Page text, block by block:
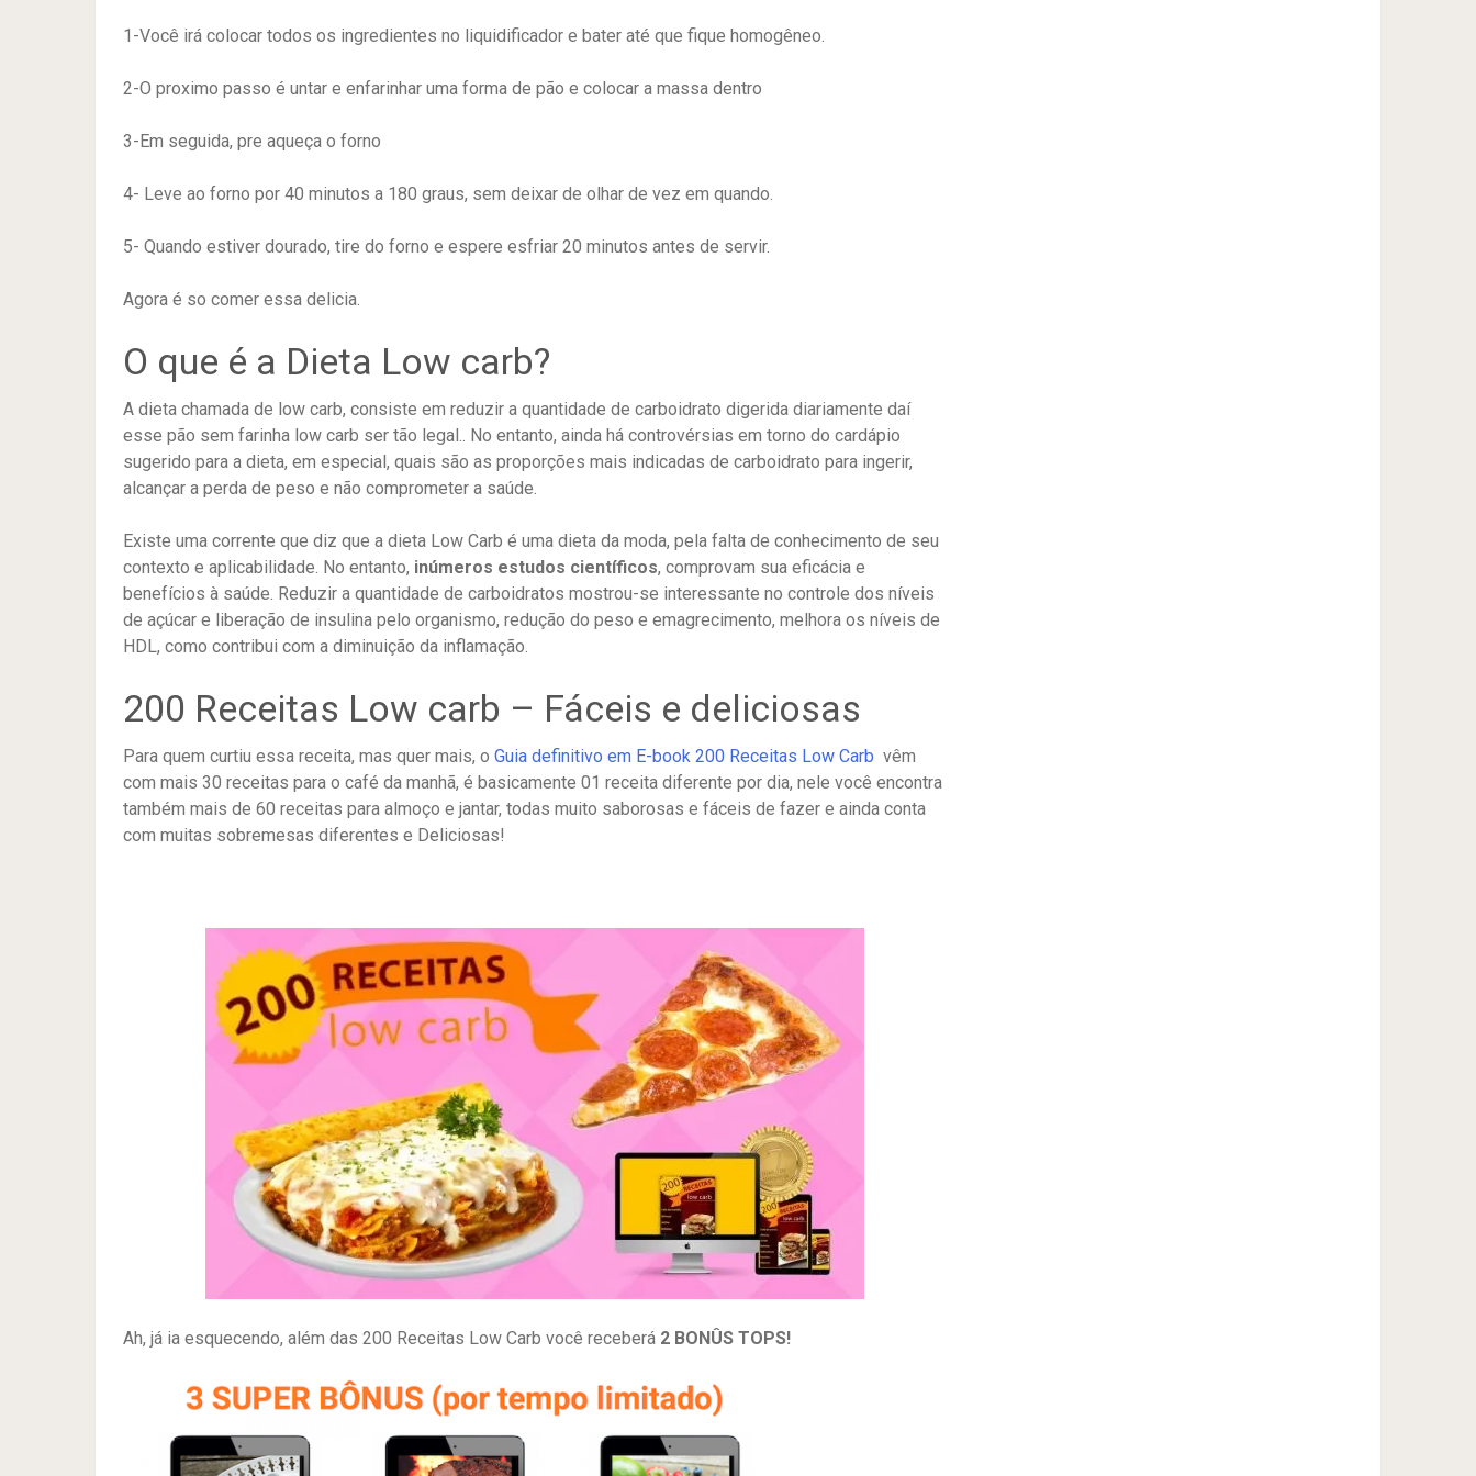
1-Você irá colocar todos os ingredientes no liquidificador e bater até que fique homogêneo.
2-O proximo passo é untar e enfarinhar uma forma de pão e colocar a massa dentro
3-Em seguida, pre aqueça o forno
4- Leve ao forno por 40 minutos a 180 graus, sem deixar de olhar de vez em quando.
5- Quando estiver dourado, tire do forno e espere esfriar 20 minutos antes de servir.
Agora é so comer essa delicia.
O que é a Dieta Low carb?
A dieta chamada de low carb, consiste em reduzir a quantidade de carboidrato digerida diariamente daí
esse pão sem farinha low carb ser tão legal.. No entanto, ainda há controvérsias em torno do cardápio
sugerido para a dieta, em especial, quais são as proporções mais indicadas de carboidrato para ingerir,
alcançar a perda de peso e não comprometer a saúde.
Existe uma corrente que diz que a dieta Low Carb é uma dieta da moda, pela falta de conhecimento de seu
contexto e aplicabilidade. No entanto, inúmeros estudos científicos, comprovam sua eficácia e
benefícios à saúde. Reduzir a quantidade de carboidratos mostrou-se interessante no controle dos níveis
de açúcar e liberação de insulina pelo organismo, redução do peso e emagrecimento, melhora os níveis de
HDL, como contribui com a diminuição da inflamação.
200 Receitas Low carb – Fáceis e deliciosas
Para quem curtiu essa receita, mas quer mais, o Guia definitivo em E-book 200 Receitas Low Carb vêm
com mais 30 receitas para o café da manhã, é basicamente 01 receita diferente por dia, nele você encontra
também mais de 60 receitas para almoço e jantar, todas muito saborosas e fáceis de fazer e ainda conta
com muitas sobremesas diferentes e Deliciosas!
Ah, já ia esquecendo, além das 200 Receitas Low Carb você receberá 2 BONÛS TOPS!